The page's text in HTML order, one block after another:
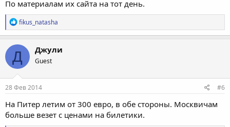
По материалам их сайта на тот день.
Р
е
а
к
ц
и
и
:
fikus_natasha
Д Джули
Guest
28 Фев 2014 #6
На Питер летим от 300 евро, в обе стороны. Москвичам
больше везет с ценами на билетики.